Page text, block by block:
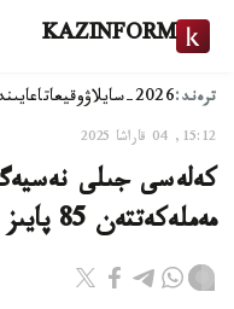
KAZINFORM
ترەند:2026-سايلاۋ وقيعا
15:12, 04 قاراشا 2025
كەلەسى جىلى
مەملەكەتتەن 85 پايىز كەپىلدىك بەرىلەدى